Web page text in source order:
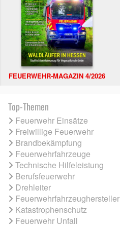
FEUERWEHR-MAGAZIN 4/2026
Top-Themen
Feuerwehr Einsätze
Freiwillige Feuerwehr
Brandbekämpfung
Feuerwehrfahrzeuge
Technische Hilfeleistung
Berufsfeuerwehr
Drehleiter
Feuerwehrfahrzeughersteller
Katastrophenschutz
Feuerwehr Unfall